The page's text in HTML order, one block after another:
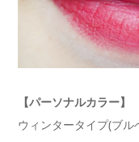
【パーソナルカラー】
ウィンタータイプ(ブル